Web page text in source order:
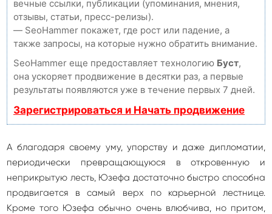
вечные ссылки, публикации (упоминания, мнения,
отзывы, статьи, пресс-релизы).
— SeoHammer покажет, где рост или падение, а
также запросы, на которые нужно обратить внимание.
SeoHammer еще предоставляет технологию Буст,
она ускоряет продвижение в десятки раз, а первые
результаты появляются уже в течение первых 7 дней.
Зарегистрироваться и Начать продвижение
А благодаря своему уму, упорству и даже дипломатии,
периодически превращающуюся в откровенную и
неприкрытую лесть, Юзефа достаточно быстро способна
продвигается в самый верх по карьерной лестнице.
Кроме того Юзефа обычно очень влюбчива, но притом,